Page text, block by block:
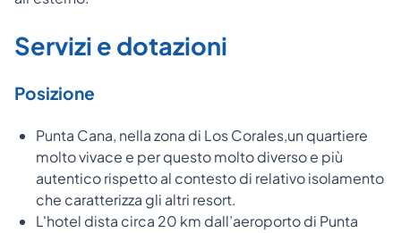
Servizi e dotazioni
Posizione
Punta Cana, nella zona di Los Corales,un quartiere
molto vivace e per questo molto diverso e più
autentico rispetto al contesto di relativo isolamento
che caratterizza gli altri resort.
L'hotel dista circa 20 km dall’aeroporto di Punta